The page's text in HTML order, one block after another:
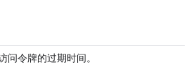
问令牌的过期时间。